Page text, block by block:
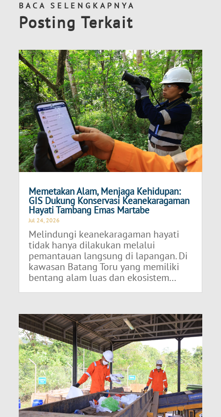
BACA SELENGKAPNYA
Posting Terkait
Memetakan Alam, Menjaga Kehidupan:
GIS Dukung Konservasi Keanekaragaman
Hayati Tambang Emas Martabe
Jul 24, 2026
Melindungi keanekaragaman hayati
tidak hanya dilakukan melalui
pemantauan langsung di lapangan. Di
kawasan Batang Toru yang memiliki
bentang alam luas dan ekosistem...